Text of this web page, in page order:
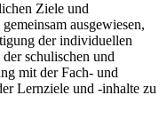
Ziele und
ausgewiesen,
der individuellen
schulischen und
mit der Fach- und
Lernziele und -inhalte zu